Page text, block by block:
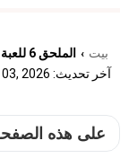
بيت › الملحق 6 للعبة Deuces Wild كاملة الأجر
آخر تحديث: Aug 03, 2026
على هذه الصفحة